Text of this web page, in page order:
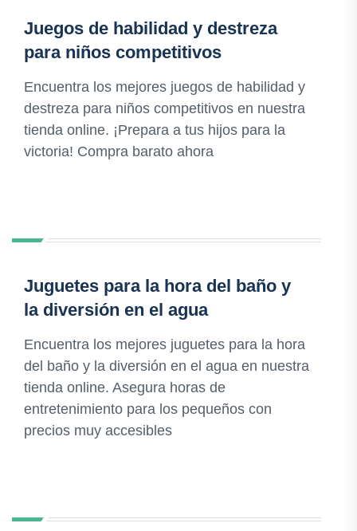
Juegos de habilidad y destreza
para niños competitivos
Encuentra los mejores juegos de habilidad y
destreza para niños competitivos en nuestra
tienda online. ¡Prepara a tus hijos para la
victoria! Compra barato ahora
Juguetes para la hora del baño y
la diversión en el agua
Encuentra los mejores juguetes para la hora
del baño y la diversión en el agua en nuestra
tienda online. Asegura horas de
entretenimiento para los pequeños con
precios muy accesibles